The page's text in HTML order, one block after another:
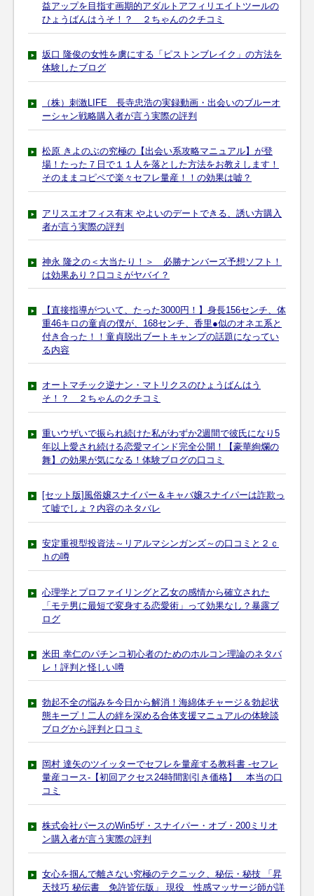
益アップを目指す画期的アダルトアフィリエイトツールの
ひょうばんはうそ！？ ２ちゃんのクチコミ
坂口 隆俊の女性を虜にする「ピストンブレイク」の方法を
体験したブログ
（株）刺激LIFE 長寺忠浩の実録動画・出会いのブルーオ
ーシャン戦略購入者が言う実際の評判
松原 きよのぶの究極の【出会い系攻略マニュアル】が登
場！たった７日で１１人を落とした方法をお教えします！
そのままコピペで楽々セフレ量産！！の効果は嘘？
アリスエオフィス有末 やよいのデートできる、誘い方購入
者が言う実際の評判
神永 隆之の＜大当たり！＞ 必勝ナンバーズ予想ソフト！
は効果あり？口コミがヤバイ？
【直接指導がついて、たった3000円！】身長156センチ、体
重46キロの童貞の僕が、168センチ、香里●似のオネエ系と
付き合った！！童貞脱出ブートキャンプの話題になってい
る内容
オートマチック逆ナン・マトリクスのひょうばんはう
そ！？ ２ちゃんのクチコミ
重いウザいで振られ続けた私がわずか2週間で彼氏になり5
年以上愛され続ける恋愛マインド完全公開！【豪華絢爛の
舞】の効果が気になる！体験ブログの口コミ
[セット版]風俗嬢スナイパー＆キャバ嬢スナイパーは詐欺っ
て嘘でしょ？内容のネタバレ
安定重視型投資法～リアルマシンガンズ～の口コミと２ｃ
ｈの噂
心理学とプロファイリングと乙女の感情から確立された
「モテ男に最短で変身する恋愛術」って効果なし？暴露ブ
ログ
米田 幸仁のパチンコ初心者のためのホルコン理論のネタバ
レ！評判と怪しい噂
勃起不全の悩みを今日から解消！海綿体チャージ＆勃起状
態キープ！二人の絆を深める合体支援マニュアルの体験談
ブログから評判と口コミ
岡村 達矢のツイッターでセフレを量産する教科書 -セフレ
量産コース-【初回アクセス24時間割引き価格】 本当の口
コミ
株式会社パースのWin5ザ・スナイパー・オブ・200ミリオ
ン購入者が言う実際の評判
女心を掴んで離さない究極のテクニック、秘伝・秘技 「昇
天技巧 秘伝書 免許皆伝版」 現役 性感マッサージ師が詳